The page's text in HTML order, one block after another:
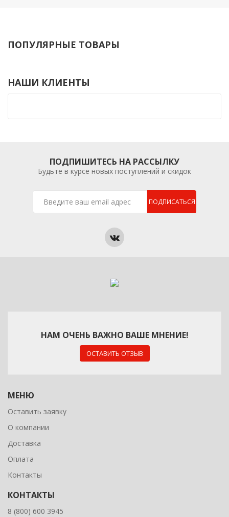
ПОПУЛЯРНЫЕ ТОВАРЫ
НАШИ КЛИЕНТЫ
ПОДПИШИТЕСЬ НА РАССЫЛКУ
Будьте в курсе новых поступлений и скидок
ПОДПИСАТЬСЯ
НАМ ОЧЕНЬ ВАЖНО ВАШЕ МНЕНИЕ!
ОСТАВИТЬ ОТЗЫВ
МЕНЮ
Оставить заявку
О компании
Доставка
Оплата
Контакты
КОНТАКТЫ
8 (800) 600 3945